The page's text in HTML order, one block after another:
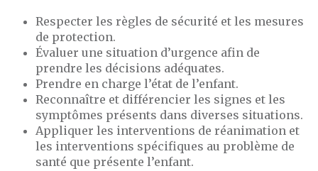
Respecter les règles de sécurité et les mesures
de protection.
Évaluer une situation d’urgence afin de
prendre les décisions adéquates.
Prendre en charge l’état de l’enfant.
Reconnaître et différencier les signes et les
symptômes présents dans diverses situations.
Appliquer les interventions de réanimation et
les interventions spécifiques au problème de
santé que présente l’enfant.